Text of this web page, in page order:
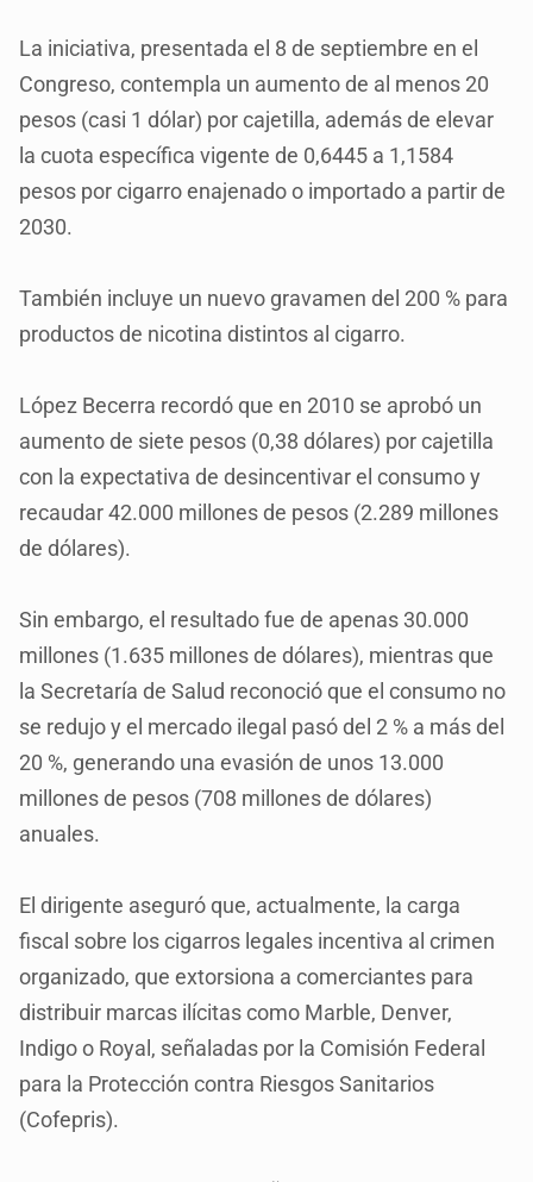
La iniciativa, presentada el 8 de septiembre en el
Congreso, contempla un aumento de al menos 20
pesos (casi 1 dólar) por cajetilla, además de elevar
la cuota específica vigente de 0,6445 a 1,1584
pesos por cigarro enajenado o importado a partir de
2030.
También incluye un nuevo gravamen del 200 % para
productos de nicotina distintos al cigarro.
López Becerra recordó que en 2010 se aprobó un
aumento de siete pesos (0,38 dólares) por cajetilla
con la expectativa de desincentivar el consumo y
recaudar 42.000 millones de pesos (2.289 millones
de dólares).
Sin embargo, el resultado fue de apenas 30.000
millones (1.635 millones de dólares), mientras que
la Secretaría de Salud reconoció que el consumo no
se redujo y el mercado ilegal pasó del 2 % a más del
20 %, generando una evasión de unos 13.000
millones de pesos (708 millones de dólares)
anuales.
El dirigente aseguró que, actualmente, la carga
fiscal sobre los cigarros legales incentiva al crimen
organizado, que extorsiona a comerciantes para
distribuir marcas ilícitas como Marble, Denver,
Indigo o Royal, señaladas por la Comisión Federal
para la Protección contra Riesgos Sanitarios
(Cofepris).